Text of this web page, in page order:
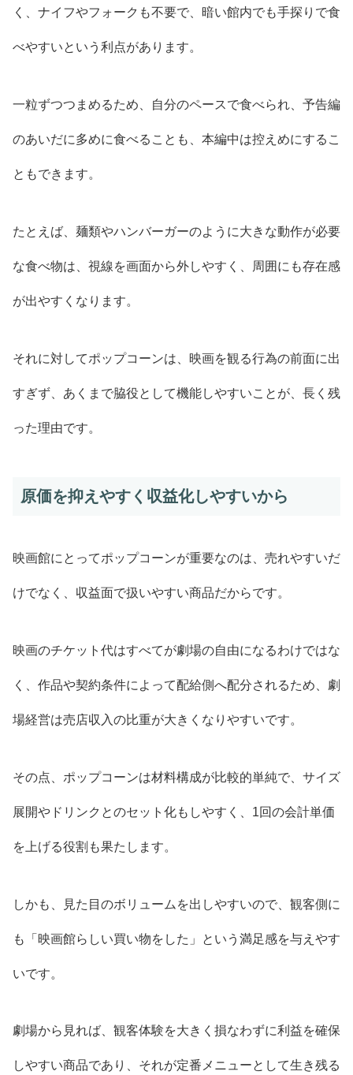
く、ナイフやフォークも不要で、暗い館内でも手探りで食
べやすいという利点があります。
一粒ずつつまめるため、自分のペースで食べられ、予告編
のあいだに多めに食べることも、本編中は控えめにするこ
ともできます。
たとえば、麺類やハンバーガーのように大きな動作が必要
な食べ物は、視線を画面から外しやすく、周囲にも存在感
が出やすくなります。
それに対してポップコーンは、映画を観る行為の前面に出
すぎず、あくまで脇役として機能しやすいことが、長く残
った理由です。
原価を抑えやすく収益化しやすいから
映画館にとってポップコーンが重要なのは、売れやすいだ
けでなく、収益面で扱いやすい商品だからです。
映画のチケット代はすべてが劇場の自由になるわけではな
く、作品や契約条件によって配給側へ配分されるため、劇
場経営は売店収入の比重が大きくなりやすいです。
その点、ポップコーンは材料構成が比較的単純で、サイズ
展開やドリンクとのセット化もしやすく、1回の会計単価
を上げる役割も果たします。
しかも、見た目のボリュームを出しやすいので、観客側に
も「映画館らしい買い物をした」という満足感を与えやす
いです。
劇場から見れば、観客体験を大きく損なわずに利益を確保
しやすい商品であり、それが定番メニューとして生き残る